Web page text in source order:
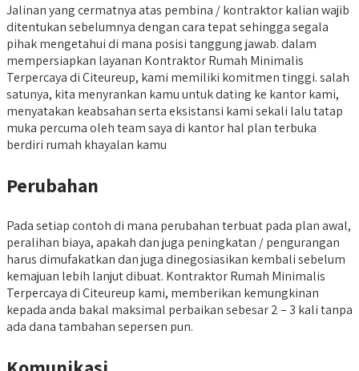
Jalinan yang cermatnya atas pembina / kontraktor kalian wajib
ditentukan sebelumnya dengan cara tepat sehingga segala
pihak mengetahui di mana posisi tanggung jawab. dalam
mempersiapkan layanan Kontraktor Rumah Minimalis
Terpercaya di Citeureup, kami memiliki komitmen tinggi. salah
satunya, kita menyrankan kamu untuk dating ke kantor kami,
menyatakan keabsahan serta eksistansi kami sekali lalu tatap
muka percuma oleh team saya di kantor hal plan terbuka
berdiri rumah khayalan kamu
Perubahan
Pada setiap contoh di mana perubahan terbuat pada plan awal,
peralihan biaya, apakah dan juga peningkatan / pengurangan
harus dimufakatkan dan juga dinegosiasikan kembali sebelum
kemajuan lebih lanjut dibuat. Kontraktor Rumah Minimalis
Terpercaya di Citeureup kami, memberikan kemungkinan
kepada anda bakal maksimal perbaikan sebesar 2 – 3 kali tanpa
ada dana tambahan sepersen pun.